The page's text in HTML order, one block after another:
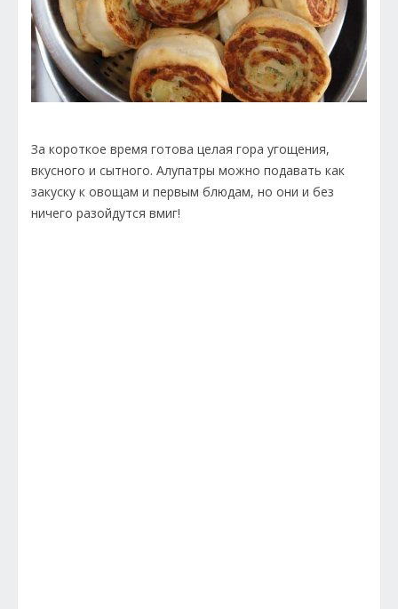
За короткое время готова целая гора угощения,
вкусного и сытного. Алупатры можно подавать как
закуску к овощам и первым блюдам, но они и без
ничего разойдутся вмиг!